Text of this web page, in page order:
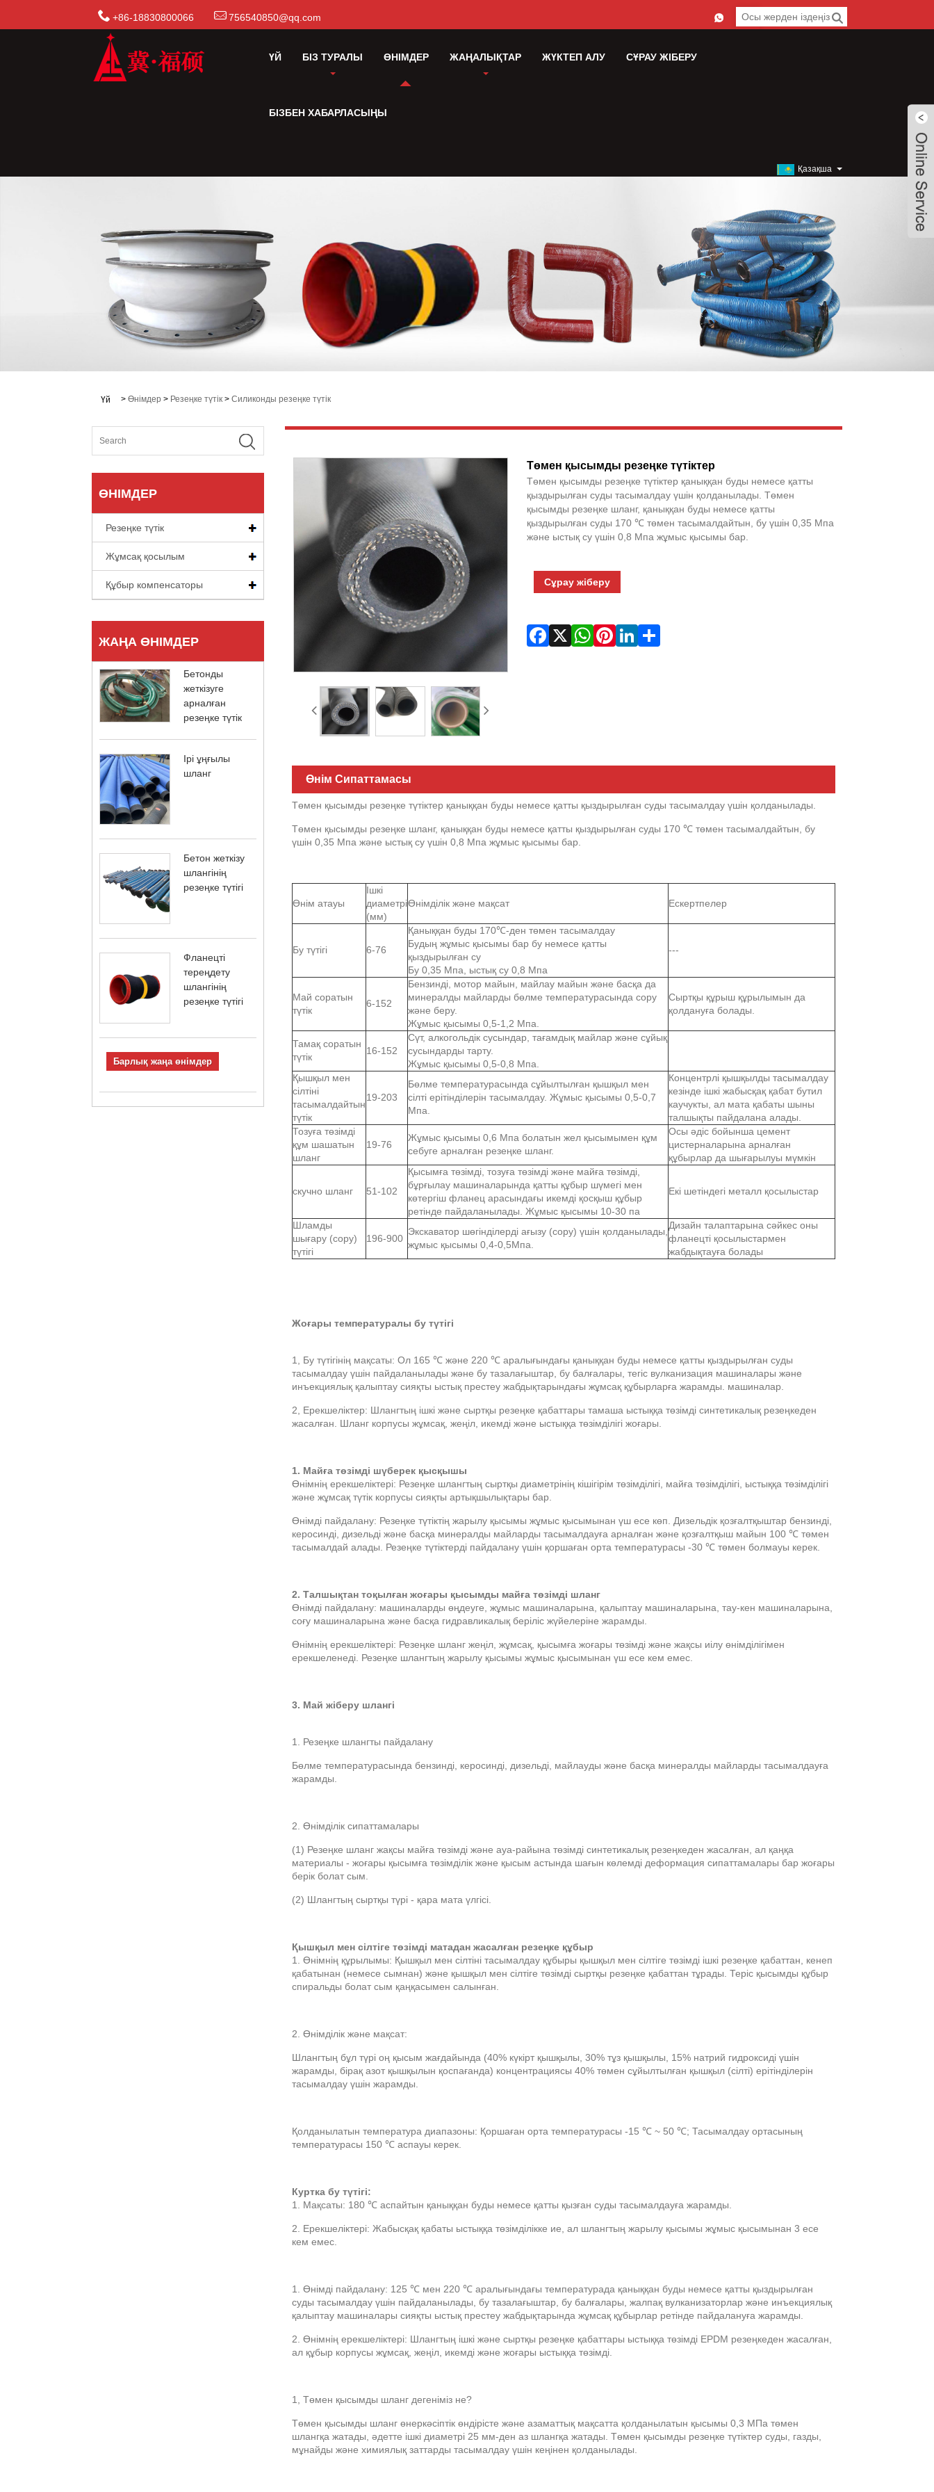
+86-18830800066 756540850@qq.com
ҮЙ БІЗ ТУРАЛЫ ӨНІМДЕР ЖАҢАЛЫҚТАР ЖҮКТЕП АЛУ СҰРАУ ЖІБЕРУ
БІЗБЕН ХАБАРЛАСЫҢЫ
Қазақша
Үй > Өнімдер > Резеңке түтік > Силиконды резеңке түтік
ӨНІМДЕР
Резеңке түтік
Жұмсақ қосылым
Құбыр компенсаторы
ЖАҢА ӨНІМДЕР
Бетонды
жеткізуге
арналған
резеңке түтік
Ірі ұңғылы
шланг
Бетон жеткізу
шлангінің
резеңке түтігі
Фланецті
тереңдету
шлангінің
резеңке түтігі
Барлық жаңа өнімдер
Төмен қысымды резеңке түтіктер
Төмен қысымды резеңке түтіктер қаныққан буды немесе қатты
қыздырылған суды тасымалдау үшін қолданылады. Төмен
қысымды резеңке шланг, қаныққан буды немесе қатты
қыздырылған суды 170 ℃ төмен тасымалдайтын, бу үшін 0,35 Мпа
және ыстық су үшін 0,8 Мпа жұмыс қысымы бар.
Сұрау жіберу
Өнім Сипаттамасы
Төмен қысымды резеңке түтіктер қаныққан буды немесе қатты қыздырылған суды тасымалдау үшін қолданылады.
Төмен қысымды резеңке шланг, қаныққан буды немесе қатты қыздырылған суды 170 ℃ төмен тасымалдайтын, бу
үшін 0,35 Мпа және ыстық су үшін 0,8 Мпа жұмыс қысымы бар.
Өнім атауы
Ішкі
диаметрі
(мм)
Өнімділік және мақсат Ескертпелер
Бу түтігі 6-76
Қаныққан буды 170℃-ден төмен тасымалдау
Будың жұмыс қысымы бар бу немесе қатты
қыздырылған су
Бу 0,35 Мпа, ыстық су 0,8 Мпа
---
Май соратын
түтік
6-152
Бензинді, мотор майын, майлау майын және басқа да
минералды майларды бөлме температурасында сору
және беру.
Жұмыс қысымы 0,5-1,2 Мпа.
Сыртқы құрыш құрылымын да
қолдануға болады.
Тамақ соратын
түтік
16-152
Сүт, алкогольдік сусындар, тағамдық майлар және сұйық
сусындарды тарту.
Жұмыс қысымы 0,5-0,8 Мпа.
Қышқыл мен
сілтіні
тасымалдайтын
түтік
19-203
Бөлме температурасында сұйылтылған қышқыл мен
сілті ерітінділерін тасымалдау. Жұмыс қысымы 0,5-0,7
Мпа.
Концентрлі қышқылды тасымалдау
кезінде ішкі жабысқақ қабат бутил
каучукты, ал мата қабаты шыны
талшықты пайдалана алады.
Тозуға төзімді
құм шашатын
шланг
19-76
Жұмыс қысымы 0,6 Мпа болатын жел қысымымен құм
себуге арналған резеңке шланг.
Осы әдіс бойынша цемент
цистерналарына арналған
құбырлар да шығарылуы мүмкін
скучно шланг 51-102
Қысымға төзімді, тозуға төзімді және майға төзімді,
бұрғылау машиналарында қатты құбыр шүмегі мен
көтергіш фланец арасындағы икемді қосқыш құбыр
ретінде пайдаланылады. Жұмыс қысымы 10-30 па
Екі шетіндегі металл қосылыстар
Шламды
шығару (сору)
түтігі
196-900
Экскаватор шөгінділерді ағызу (сору) үшін қолданылады,
жұмыс қысымы 0,4-0,5Мпа.
Дизайн талаптарына сәйкес оны
фланецті қосылыстармен
жабдықтауға болады
Жоғары температуралы бу түтігі
1, Бу түтігінің мақсаты: Ол 165 ℃ және 220 ℃ аралығындағы қаныққан буды немесе қатты қыздырылған суды
тасымалдау үшін пайдаланылады және бу тазалағыштар, бу балғалары, тегіс вулканизация машиналары және
инъекциялық қалыптау сияқты ыстық престеу жабдықтарындағы жұмсақ құбырларға жарамды. машиналар.
2, Ерекшеліктер: Шлангтың ішкі және сыртқы резеңке қабаттары тамаша ыстыққа төзімді синтетикалық резеңкеден
жасалған. Шланг корпусы жұмсақ, жеңіл, икемді және ыстыққа төзімділігі жоғары.
1. Майға төзімді шүберек қысқышы
Өнімнің ерекшеліктері: Резеңке шлангтың сыртқы диаметрінің кішігірім төзімділігі, майға төзімділігі, ыстыққа төзімділігі
және жұмсақ түтік корпусы сияқты артықшылықтары бар.
Өнімді пайдалану: Резеңке түтіктің жарылу қысымы жұмыс қысымынан үш есе көп. Дизельдік қозғалтқыштар бензинді,
керосинді, дизельді және басқа минералды майларды тасымалдауға арналған және қозғалтқыш майын 100 ℃ төмен
тасымалдай алады. Резеңке түтіктерді пайдалану үшін қоршаған орта температурасы -30 ℃ төмен болмауы керек.
2. Талшықтан тоқылған жоғары қысымды майға төзімді шланг
Өнімді пайдалану: машиналарды өңдеуге, жұмыс машиналарына, қалыптау машиналарына, тау-кен машиналарына,
соғу машиналарына және басқа гидравликалық беріліс жүйелеріне жарамды.
Өнімнің ерекшеліктері: Резеңке шланг жеңіл, жұмсақ, қысымға жоғары төзімді және жақсы иілу өнімділігімен
ерекшеленеді. Резеңке шлангтың жарылу қысымы жұмыс қысымынан үш есе кем емес.
3. Май жіберу шлангі
1. Резеңке шлангты пайдалану
Бөлме температурасында бензинді, керосинді, дизельді, майлауды және басқа минералды майларды тасымалдауға
жарамды.
2. Өнімділік сипаттамалары
(1) Резеңке шланг жақсы майға төзімді және ауа-райына төзімді синтетикалық резеңкеден жасалған, ал қаңқа
материалы - жоғары қысымға төзімділік және қысым астында шағын көлемді деформация сипаттамалары бар жоғары
берік болат сым.
(2) Шлангтың сыртқы түрі - қара мата үлгісі.
Қышқыл мен сілтіге төзімді матадан жасалған резеңке құбыр
1. Өнімнің құрылымы: Қышқыл мен сілтіні тасымалдау құбыры қышқыл мен сілтіге төзімді ішкі резеңке қабаттан, кенеп
қабатынан (немесе сымнан) және қышқыл мен сілтіге төзімді сыртқы резеңке қабаттан тұрады. Теріс қысымды құбыр
спиральды болат сым қаңқасымен салынған.
2. Өнімділік және мақсат:
Шлангтың бұл түрі оң қысым жағдайында (40% күкірт қышқылы, 30% тұз қышқылы, 15% натрий гидроксиді үшін
жарамды, бірақ азот қышқылын қоспағанда) концентрациясы 40% төмен сұйылтылған қышқыл (сілті) ерітінділерін
тасымалдау үшін жарамды.
Қолданылатын температура диапазоны: Қоршаған орта температурасы -15 ℃ ~ 50 ℃; Тасымалдау ортасының
температурасы 150 ℃ аспауы керек.
Куртка бу түтігі:
1. Мақсаты: 180 ℃ аспайтын қаныққан буды немесе қатты қызған суды тасымалдауға жарамды.
2. Ерекшеліктері: Жабысқақ қабаты ыстыққа төзімділікке ие, ал шлангтың жарылу қысымы жұмыс қысымынан 3 есе
кем емес.
1. Өнімді пайдалану: 125 ℃ мен 220 ℃ аралығындағы температурада қаныққан буды немесе қатты қыздырылған
суды тасымалдау үшін пайдаланылады, бу тазалағыштар, бу балғалары, жалпақ вулканизаторлар және инъекциялық
қалыптау машиналары сияқты ыстық престеу жабдықтарында жұмсақ құбырлар ретінде пайдалануға жарамды.
2. Өнімнің ерекшеліктері: Шлангтың ішкі және сыртқы резеңке қабаттары ыстыққа төзімді EPDM резеңкеден жасалған,
ал құбыр корпусы жұмсақ, жеңіл, икемді және жоғары ыстыққа төзімді.
1, Төмен қысымды шланг дегеніміз не?
Төмен қысымды шланг өнеркәсіптік өндірісте және азаматтық мақсатта қолданылатын қысымы 0,3 МПа төмен
шлангқа жатады, әдетте ішкі диаметрі 25 мм-ден аз шлангқа жатады. Төмен қысымды резеңке түтіктер суды, газды,
мұнайды және химиялық заттарды тасымалдау үшін кеңінен қолданылады.